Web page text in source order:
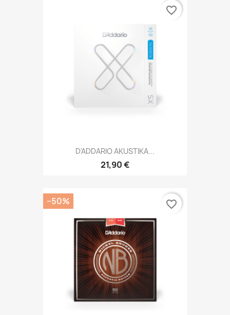
D'ADDARIO AKUSTIKA...
21,90 €
favorite_border
−50% favorite_border